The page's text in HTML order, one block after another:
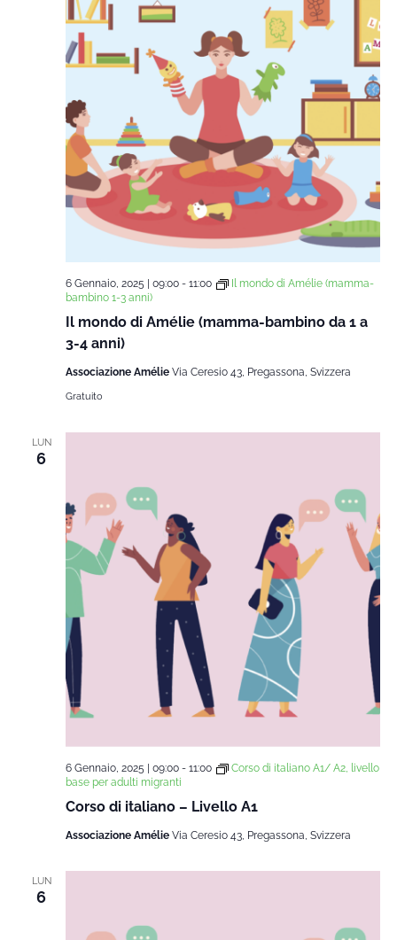
viste
Il mondo di Amélie (mamma-bambino da 1 a
3-4 anni)
6 Gennaio, 2025 | 09:00- 11:00
Il mondo di Amélie (mamma-
bambino 1-3 anni)
Associazione Amélie Via Ceresio 43, Pregassona, Svizzera
Gratuito
LUN
6
Corso di italiano – Livello A1
6 Gennaio, 2025 | 09:00- 11:00
Corso di italiano A1/ A2, livello
base per adulti migranti
Associazione Amélie Via Ceresio 43, Pregassona, Svizzera
LUN
6